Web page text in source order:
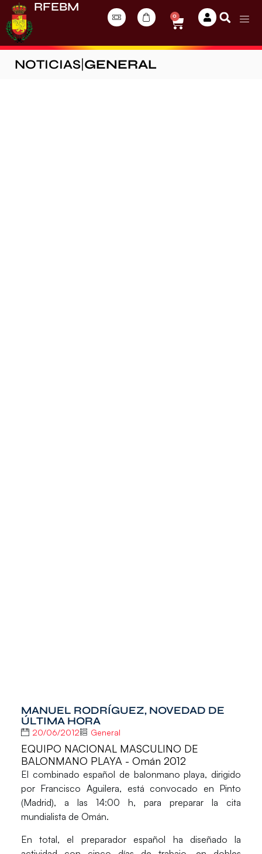
RFEBM
0
NOTICIAS GENERAL
MANUEL RODRÍGUEZ, NOVEDAD DE
ÚLTIMA HORA
20/06/2012 General
EQUIPO NACIONAL MASCULINO DE
BALONMANO PLAYA - Omán 2012
El combinado español de balonmano playa, dirigido
por Francisco Aguilera, está convocado en Pinto
(Madrid), a las 14:00 h, para preparar la cita
mundialista de Omán.
En total, el preparador español ha diseñado la